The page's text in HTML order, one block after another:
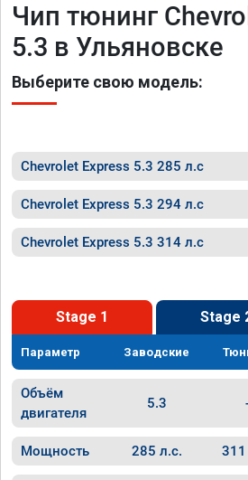
Чип тюнинг
5.3 в Ульяновске
Выберите свою модель:
Chevrolet Express 5.3 285 л.с
Chevrolet Express 5.3 294 л.с
Chevrolet Express 5.3 314 л.с
Stage 1 Stage
Параметр Заводские
Объём
двигателя
5.3
Мощность 285 л.с. 311